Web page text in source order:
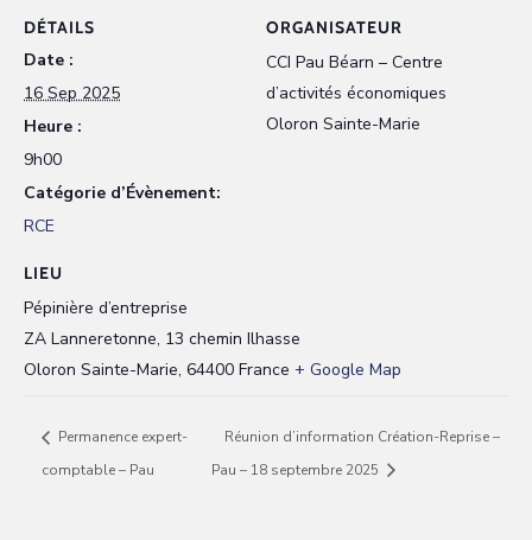
DÉTAILS
Date :
16 Sep 2025
Heure :
9h00
Catégorie d’Évènement:
RCE
LIEU
Pépinière d’entreprise
ZA Lanneretonne, 13 chemin Ilhasse
Oloron Sainte-Marie, 64400 France + Google Map
ORGANISATEUR
CCI Pau Béarn – Centre
d’activités économiques
Oloron Sainte-Marie
Permanence expert-
comptable – Pau
Réunion d’information Création-Reprise –
Pau – 18 septembre 2025